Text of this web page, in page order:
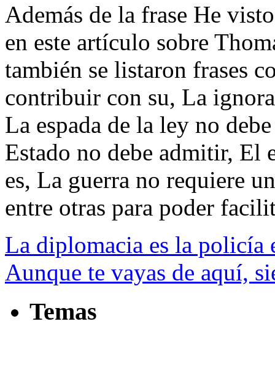
Además de la frase He
en este artículo sobre
también se listaron frases
contribuir con su, La
La espada de la ley no
Estado no debe admitir, El
es, La guerra no requiere
entre otras para poder
La diplomacia es la policía
Aunque te vayas de aquí,
Temas